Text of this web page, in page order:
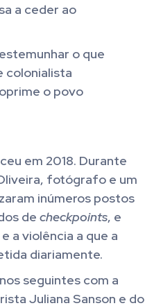
a ceder ao
o que
colonialista
o povo
em 2018. Durante
fotógrafo e um
inúmeros postos
de checkpoints, e
a violência a que a
diariamente.
seguintes com a
Juliana Sanson e do